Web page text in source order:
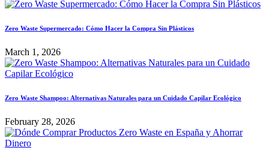
Zero Waste Supermercado: Cómo Hacer la Compra Sin Plásticos
March 1, 2026
Zero Waste Shampoo: Alternativas Naturales para un Cuidado Capilar Ecológico
February 28, 2026